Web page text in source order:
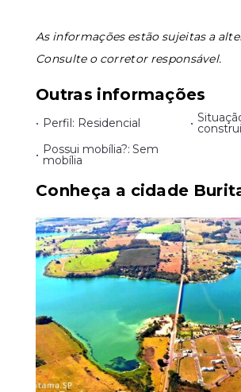
As informações estão sujeitas a
Consulte o corretor responsável.
Outras informações
• Perfil: Residencial •
• Possui mobília?: Sem
mobília
Conheça a cidade